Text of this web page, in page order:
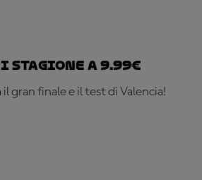
a 9.99€
gran finale e il test di Valencia!